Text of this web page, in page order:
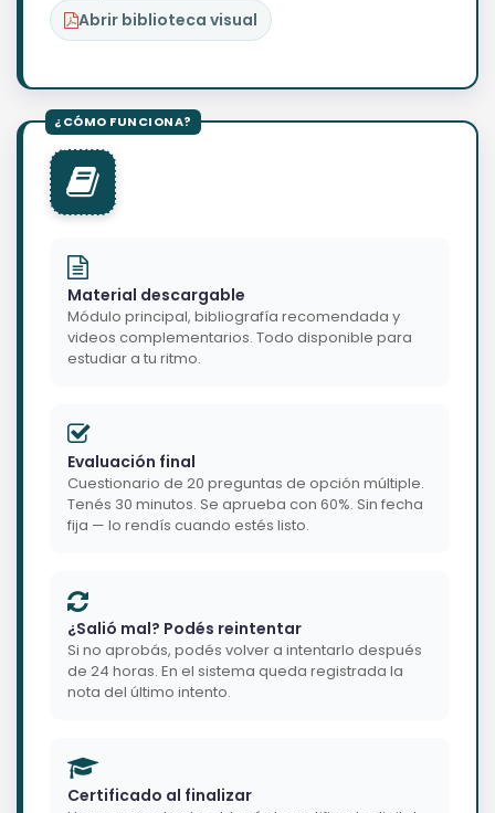
Abrir biblioteca visual
Material descargable
Módulo principal, bibliografía recomendada y
videos complementarios. Todo disponible para
estudiar a tu ritmo.
Evaluación final
Cuestionario de 20 preguntas de opción múltiple.
Tenés 30 minutos. Se aprueba con 60%. Sin fecha
fija — lo rendís cuando estés listo.
¿Salió mal? Podés reintentar
Si no aprobás, podés volver a intentarlo después
de 24 horas. En el sistema queda registrada la
nota del último intento.
Certificado al finalizar